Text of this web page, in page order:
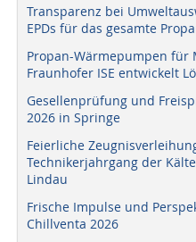
Transparenz bei
EPDs für das gesamte
Propan-Wärmepumpen für
Fraunhofer ISE entwickelt
Gesellenprüfung und
2026 in Springe
Feierliche
Technikerjahrgang der
Lindau
Frische Impulse und
Chillventa 2026